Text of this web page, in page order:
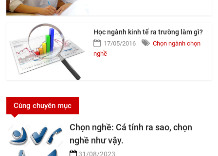
Học ngành kinh tế ra trường làm gì?
17/05/2016
Chọn ngành chọn
nghề
Cùng chuyên mục
Chọn nghề: Cá tính ra sao, chọn
nghề như vậy.
31/08/2023